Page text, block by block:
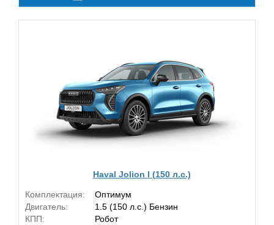
Haval Jolion I (150 л.с.)
Комплектация:
Оптимум
Двигатель:
1.5 (150 л.с.) Бензин
КПП:
Робот